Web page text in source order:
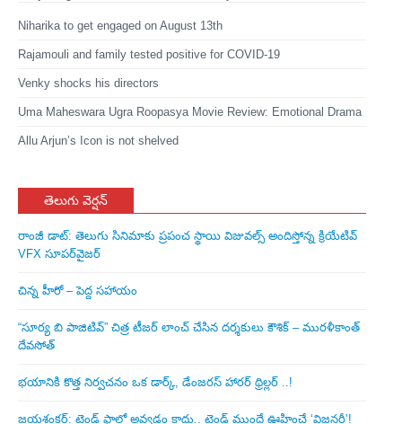
Niharika to get engaged on August 13th
Rajamouli and family tested positive for COVID-19
Venky shocks his directors
Uma Maheswara Ugra Roopasya Movie Review: Emotional Drama
Allu Arjun’s Icon is not shelved
తెలుగు వెర్షన్
రాంజీ డాట్: తెలుగు సినిమాకు ప్రపంచ స్థాయి విజువల్స్ అందిస్తోన్న క్రియేటివ్
VFX సూపర్‌వైజర్
చిన్న హీరో – పెద్ద సహాయం
“సూర్య బి పాజిటివ్” చిత్ర టీజర్ లాంచ్ చేసిన‌ దర్శకులు కౌశిక్ – మురళీకాంత్
దేవసోత్
భయానికి కొత్త నిర్వచనం ఒక డార్క్, డేంజరస్ హారర్ థ్రిల్లర్ ..!
జయశంకర్: ట్రెండ్‌ ఫాలో అవ్వడం కాదు.. ట్రెండ్‌ ముందే ఊహించే ‘విజనరీ’!